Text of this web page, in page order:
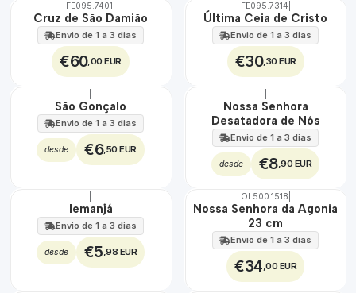
FE095.7401
Cruz de São Damião
Envio de 1 a 3 dias
€60,00 EUR
FE095.7314
Última Ceia de Cristo
Envio de 1 a 3 dias
€30,30 EUR
São Gonçalo
Envio de 1 a 3 dias
desde €6,50 EUR
Nossa Senhora
Desatadora de Nós
Envio de 1 a 3 dias
desde €8,90 EUR
Iemanjá
Envio de 1 a 3 dias
desde €5 ,98 EUR
🇵🇹
OL500.1518
Nossa Senhora da Agonia
23 cm
Envio de 1 a 3 dias
€34 ,00 EUR